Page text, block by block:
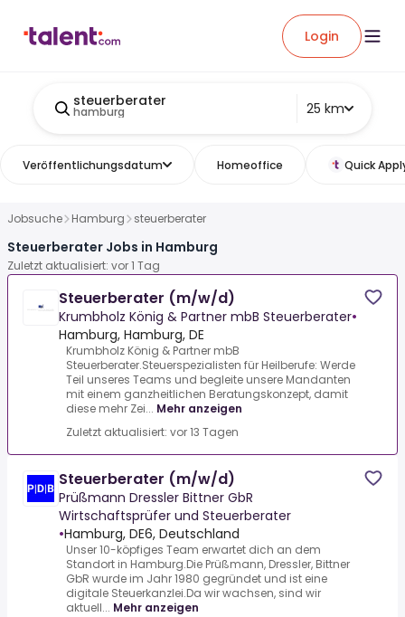
Login
steuerberater
hamburg 25 km
Veröffentlichungsdatum Homeoffice Quick
Jobsuche Hamburg steuerberater
Steuerberater Jobs in Hamburg
Zuletzt aktualisiert: vor 1 Tag
Steuerberater (m/w/d)
Krumbholz König & Partner mbB Steuerberater•
Hamburg, Hamburg, DE
Krumbholz König & Partner mbB
Steuerberater.Steuerspezialisten für Heilberufe: Werde
Teil unseres Teams und begleite unsere Mandanten
mit einem ganzheitlichen Beratungskonzept, damit
diese mehr Zei... Mehr anzeigen
Zuletzt aktualisiert: vor 13 Tagen
Steuerberater (m/w/d)
Prüßmann Dressler Bittner GbR
Wirtschaftsprüfer und Steuerberater
•Hamburg, DE6, Deutschland
Unser 10-köpfiges Team erwartet dich an dem
Standort in Hamburg.Die Prüßmann, Dressler, Bittner
GbR wurde im Jahr 1980 gegründet und ist eine
digitale Steuerkanzlei.Da wir wachsen, sind wir
aktuell... Mehr anzeigen